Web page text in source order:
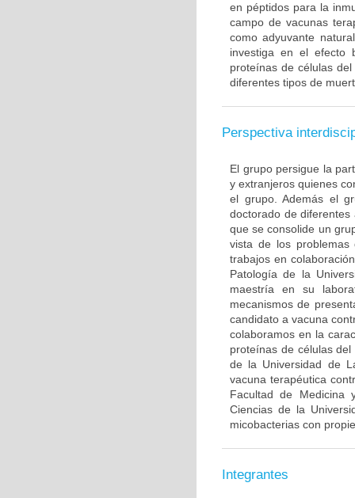
en péptidos para la
campo de vacunas
como adyuvante
investiga en el efecto
proteínas de células
diferentes tipos de
Perspectiva
El grupo persigue la
y extranjeros quienes
el grupo. Además el
doctorado de
que se consolide un
vista de los problemas
trabajos en
Patología de la
maestría en su
mecanismos de
candidato a vacuna
colaboramos en la
proteínas de células
de la Universidad de
vacuna terapéutica
Facultad de Medicina
Ciencias de la
micobacterias con
Integrantes